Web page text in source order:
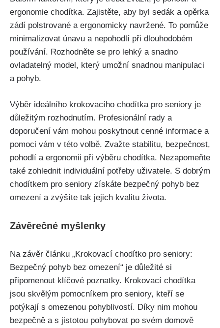
ergonomie chodítka. Zajistěte, aby byl sedák a opěrka
zádí polstrované a ergonomicky navržené. To pomůže
minimalizovat únavu a nepohodlí při dlouhodobém
používání. Rozhodněte se pro lehký a snadno
ovladatelný model, který umožní snadnou manipulaci
a pohyb.
Výběr ideálního krokovacího chodítka pro seniory je
důležitým rozhodnutím. Profesionální rady a
doporučení vám mohou poskytnout cenné informace a
pomoci vám v této volbě. Zvažte stabilitu, bezpečnost,
pohodlí a ergonomii při výběru chodítka. Nezapomeňte
také zohlednit individuální potřeby uživatele. S dobrým
chodítkem pro seniory získáte bezpečný pohyb bez
omezení a zvýšíte tak jejich kvalitu života.
Závěrečné myšlenky
Na závěr článku „Krokovací chodítko pro seniory:
Bezpečný pohyb bez omezení“ je důležité si
připomenout klíčové poznatky. Krokovací chodítka
jsou skvělým pomocníkem pro seniory, kteří se
potýkají s omezenou pohyblivostí. Díky nim mohou
bezpečně a s jistotou pohybovat po svém domově